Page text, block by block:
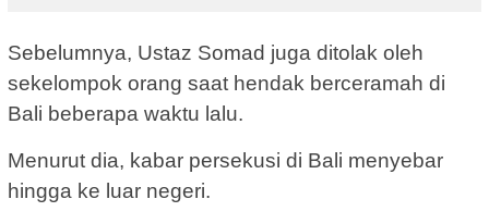
Sebelumnya, Ustaz Somad juga ditolak oleh
sekelompok orang saat hendak berceramah di
Bali beberapa waktu lalu.
Menurut dia, kabar persekusi di Bali menyebar
hingga ke luar negeri.